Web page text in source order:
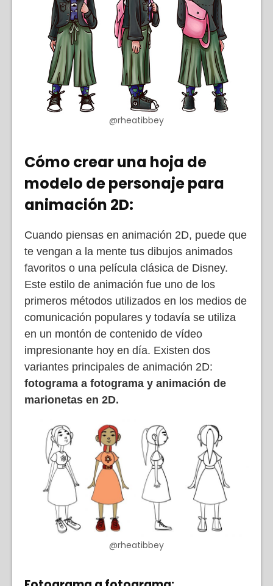
@rheatibbey
Cómo crear una hoja de
modelo de personaje para
animación 2D:
Cuando piensas en animación 2D, puede que
te vengan a la mente tus dibujos animados
favoritos o una película clásica de Disney.
Este estilo de animación fue uno de los
primeros métodos utilizados en los medios de
comunicación populares y todavía se utiliza
en un montón de contenido de vídeo
impresionante hoy en día. Existen dos
variantes principales de animación 2D:
fotograma a fotograma y animación de
marionetas en 2D.
@rheatibbey